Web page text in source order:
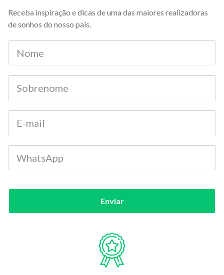
Receba inspiração e dicas de uma das maiores realizadoras
de sonhos do nosso país.
Enviar